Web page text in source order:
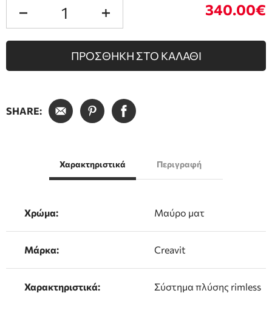
340.00€
ΠΡΟΣΘΗΚΗ ΣΤΟ ΚΑΛΑΘΙ
SHARE:
Χαρακτηριστικά
Χρώμα: Μαύρο ματ
Μάρκα: Creavit
Χαρακτηριστικά: Σύστημα πλύσης rimless
Περιγραφή